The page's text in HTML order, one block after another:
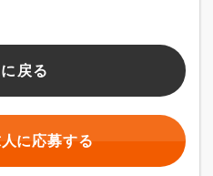
戻る
に応募する